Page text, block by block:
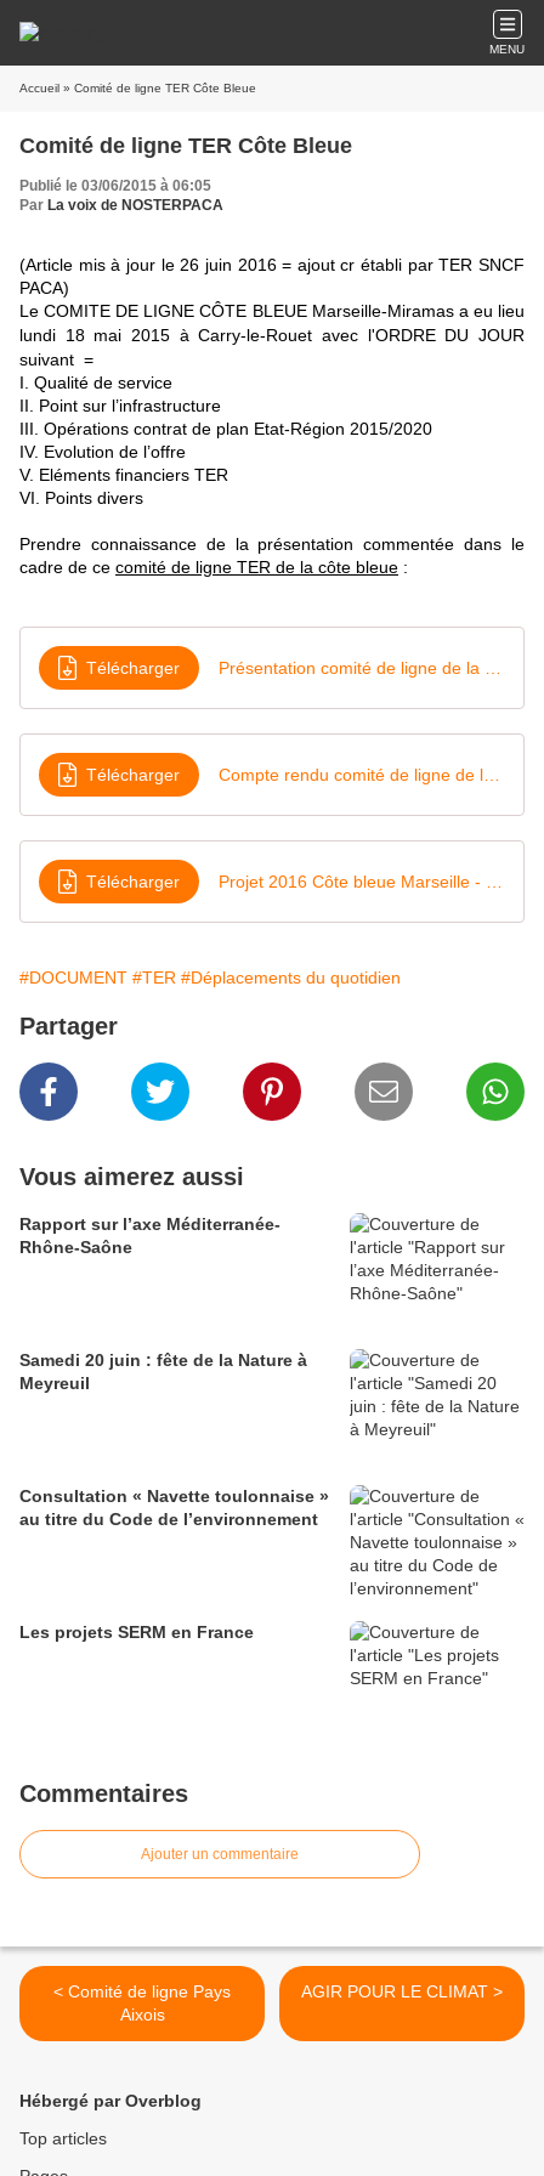
MENU
Accueil » Comité de ligne TER Côte Bleue
Comité de ligne TER Côte Bleue
Publié le 03/06/2015 à 06:05
Par La voix de NOSTERPACA
(Article mis à jour le 26 juin 2016 = ajout cr établi par TER SNCF
PACA)
Le COMITE DE LIGNE CÔTE BLEUE Marseille-Miramas a eu lieu
lundi 18 mai 2015 àCarry-le-Rouet avec l'ORDRE DU JOUR
suivant =
I. Qualité de service
II. Point sur l’infrastructure
III. Opérations contrat de plan Etat-Région 2015/2020
IV. Evolution de l’offre
V. Eléments financiers TER
VI. Points divers
Prendre connaissance de la présentation commentée dans le
cadre de ce comité de ligne TER de la côte bleue :
Télécharger
Télécharger
Télécharger
#DOCUMENT #TER #Déplacements du quotidien
Partager
Vous aimerez aussi
Rapport sur l’axe Méditerranée-
Rhône-Saône
Samedi 20 juin : fête de la Nature à
Meyreuil
Consultation « Navette toulonnaise »
au titre du Code de l’environnement
Les projets SERM en France
Commentaires
Ajouter un commentaire
< Comité de ligne Pays
Aixois
AGIR POUR LE CLIMAT >
Hébergé par Overblog
Top articles